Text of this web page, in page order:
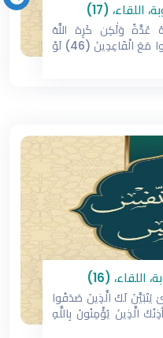
عُدَّةً وَلَٰكِن كَرِهَ اللَّهُ
انبِعَاثَهُمْ فَثَبَّطَهُمْ وَقِيلَ اقْعُدُوا مَعَ الْقَاعِدِينَ (46) لَوْ
يَتَبَيَّنَ لَكَ الَّذِينَ صَدَقُوا
(43) لَا يَسْتَأْذِنُكَ الَّذِينَ يُؤْمِنُونَ بِاللَّهِ